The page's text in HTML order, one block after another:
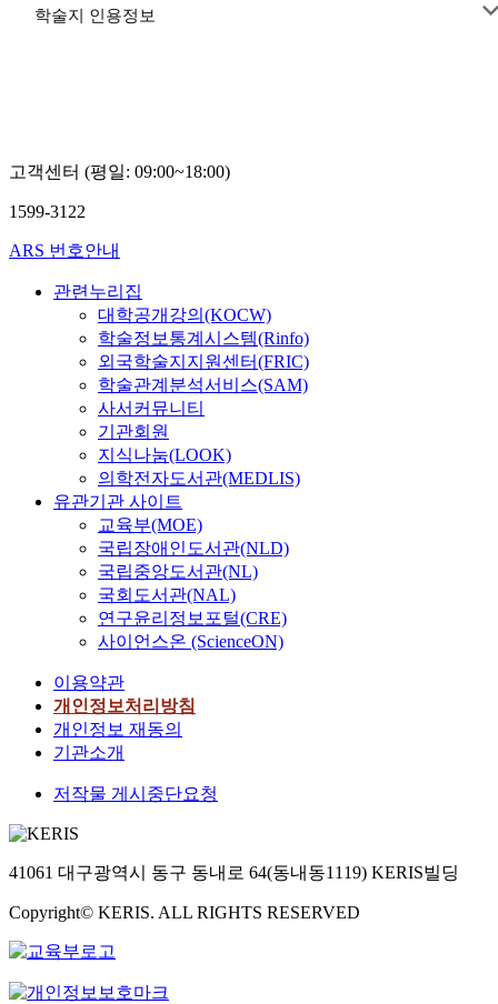
학술지 인용정보
고객센터 (평일: 09:00~18:00)
1599-3122
ARS 번호안내
관련누리집
대학공개강의(KOCW)
학술정보통계시스템(Rinfo)
외국학술지지원센터(FRIC)
학술관계분석서비스(SAM)
사서커뮤니티
기관회원
지식나눔(LOOK)
의학전자도서관(MEDLIS)
유관기관 사이트
교육부(MOE)
국립장애인도서관(NLD)
국립중앙도서관(NL)
국회도서관(NAL)
연구윤리정보포털(CRE)
사이언스온 (ScienceON)
이용약관
개인정보처리방침
개인정보 재동의
기관소개
저작물 게시중단요청
41061 대구광역시 동구 동내로 64(동내동1119) KERIS빌딩
Copyright© KERIS. ALL RIGHTS RESERVED